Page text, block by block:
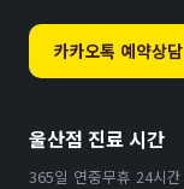
카카오톡 예약상담
울산점 진료 시간
365일 연중무휴 24시